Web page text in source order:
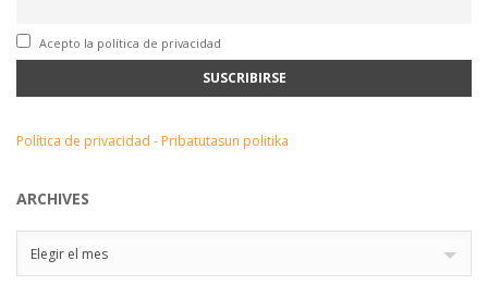
Acepto la política de privacidad
Política de privacidad - Pribatutasun politika
ARCHIVES
Elegir el mes